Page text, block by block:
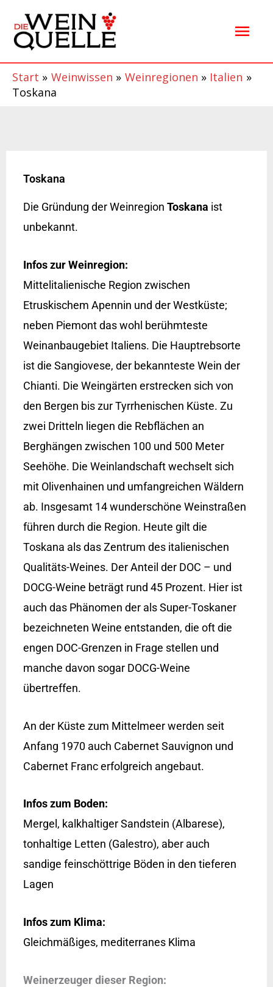
Inhalt
springen
Start Weinwissen Weinregionen
Italien
Toskana
Toskana
Die Gründung der Weinregion Toskana ist
unbekannt.
Infos zur Weinregion:
Mittelitalienische Region zwischen
Etruskischem Apennin und der Westküste;
neben Piemont das wohl berühmteste
Weinanbaugebiet Italiens. Die Hauptrebsorte
ist die Sangiovese, der bekannteste Wein der
Chianti. Die Weingärten erstrecken sich von
den Bergen bis zur Tyrrhenischen Küste. Zu
zwei Dritteln liegen die Rebflächen an
Berghängen zwischen 100 und 500 Meter
Seehöhe. Die Weinlandschaft wechselt sich
mit Olivenhainen und umfangreichen Wäldern
ab. Insgesamt 14 wunderschöne Weinstraßen
führen durch die Region. Heute gilt die
Toskana als das Zentrum des italienischen
Qualitäts-Weines. Der Anteil der DOC – und
DOCG-Weine beträgt rund 45 Prozent. Hier ist
auch das Phänomen der als Super-Toskaner
bezeichneten Weine entstanden, die oft die
engen DOC-Grenzen in Frage stellen und
manche davon sogar DOCG-Weine
übertreffen.
An der Küste zum Mittelmeer werden seit
Anfang 1970 auch Cabernet Sauvignon und
Cabernet Franc erfolgreich angebaut.
Infos zum Boden:
Mergel, kalkhaltiger Sandstein (Albarese),
tonhaltige Letten (Galestro), aber auch
sandige feinschöttrige Böden in den tieferen
Lagen
Infos zum Klima:
Gleichmäßiges, mediterranes Klima
Weinerzeuger dieser Region: